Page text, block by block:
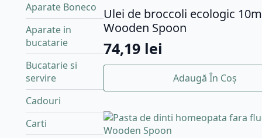
Aparate Boneco
Aparate in
bucatarie
Bucatarie si
servire
Cadouri
Carti
Ulei de broccoli ecologic
Wooden Spoon
74,19 lei
Adaugă În Coș